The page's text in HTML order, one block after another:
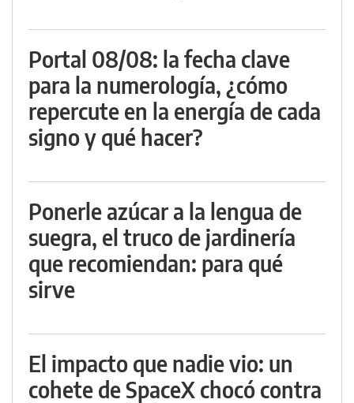
Portal 08/08: la fecha clave
para la numerología, ¿cómo
repercute en la energía de cada
signo y qué hacer?
Ponerle azúcar a la lengua de
suegra, el truco de jardinería
que recomiendan: para qué
sirve
El impacto que nadie vio: un
cohete de SpaceX chocó contra